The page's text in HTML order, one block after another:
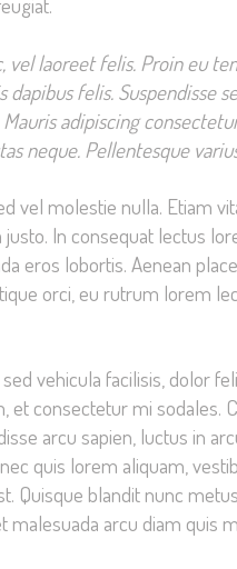
vel laoreet felis. Proin eu
dapibus felis.
adipiscing
neque. Pellentesque
vel molestie nulla. Etiam
In consequat lectus
eros lobortis. Aenean
orci, eu rutrum lorem
vehicula facilisis, dolor
et consectetur mi sodales.
arcu sapien, luctus in
quis lorem aliquam,
Quisque blandit nunc
malesuada arcu diam quis